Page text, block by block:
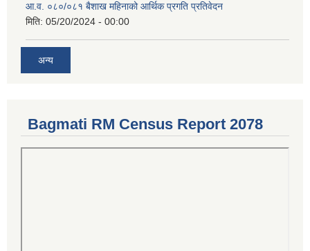
आ.व. ०८०/०८१ बैशाख महिनाको आर्थिक प्रगति प्रतिवेदन
मिति: 05/20/2024 - 00:00
अन्य
Bagmati RM Census Report 2078